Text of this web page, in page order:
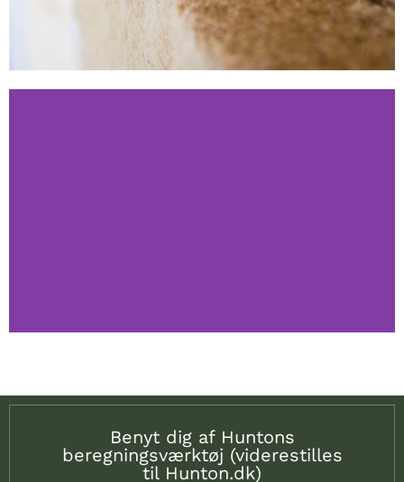
Klik her
Benyt dig af Huntons
beregningsværktøj (viderestilles
til Hunton.dk)